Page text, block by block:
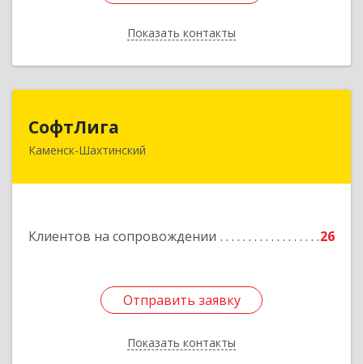
Показать контакты
Назад
СофтЛига
Каменск-Шахтинский
Клиентов на сопровождении 26
Отправить заявку
Показать контакты
347800, Ростовская обл, Каменск-Шахтинский г,
Отправить заявку
Назад